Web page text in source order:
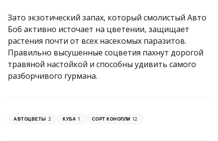
Зато экзотический запах, который смолистый Авто
Боб активно источает на цветении, защищает
растения почти от всех насекомых паразитов.
Правильно высушенные соцветия пахнут дорогой
травяной настойкой и способны удивить самого
разборчивого гурмана.
АВТОЦВЕТЫ 2 КУБА 1 СОРТ КОНОПЛИ 12